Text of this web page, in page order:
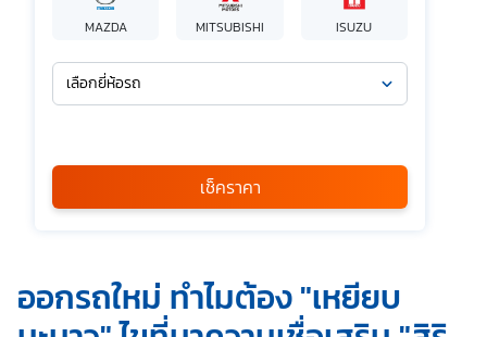
MAZDA MITSUBISHI ISUZU
เลือกยี่ห้อรถ
กรุณาเลือก
*
ข้าพเจ้ารับทราบนโยบายคุ้มครองข้อมูลส่วนบุคคล และยินยอมให้
บริษัท SILKSPAN อินชัวรันซ์ โบรกเกอร์เรจ จำกัด รวมถึงบริษัท
ในเครือที่เกี่ยวข้องกัน ตลอดจนคู่ค้าทางธุรกิจและ/หรือ
พันธมิตรของบริษัทเหล่านี้ สามารถเก็บ ใช้ และ/หรือ เปิดเผย
เช็คราคา
ออกรถใหม่ ทำไมต้อง "เหยียบ